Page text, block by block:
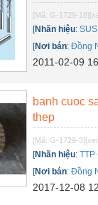
[Mã: G-1729-18]
[Nhãn hiệu:
[Nơi bán:Đồng
2011-02-09
banh cuoc
thep
[Mã: G-1729-3]
[Nhãn hiệu:TTP
[Nơi bán:Đồng
2017-12-08